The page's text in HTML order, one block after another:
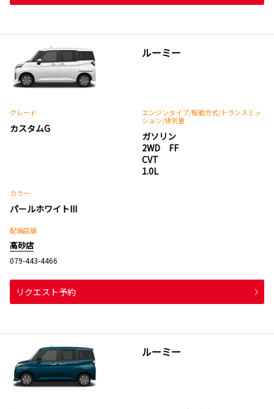
ルーミー
グレード
カスタムG
エンジンタイプ/駆動方式/トランスミッ
ション/排気量
ガソリン
2WD FF
CVT
1.0L
カラー
パールホワイトIII
配備店舗
高砂店
079-443-4466
リクエスト予約
ルーミー